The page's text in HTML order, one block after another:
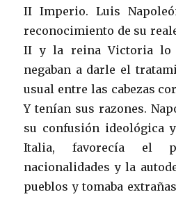
II Imperio. Luis
reconocimiento de su
II y la reina Victoria lo
negaban a darle el
usual entre las cabezas
Y tenían sus razones.
su confusión ideológica
Italia, favorecía el
nacionalidades y la
pueblos y tomaba